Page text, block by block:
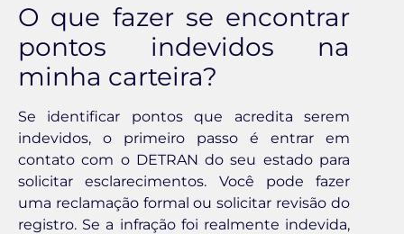
O que fazer se encontrar
pontos indevidos na
minha carteira?
Se identificar pontos que acredita serem
indevidos, o primeiro passo é entrar em
contato com o DETRAN do seu estado para
solicitar esclarecimentos. Você pode fazer
uma reclamação formal ou solicitar revisão do
registro. Se a infração foi realmente indevida,